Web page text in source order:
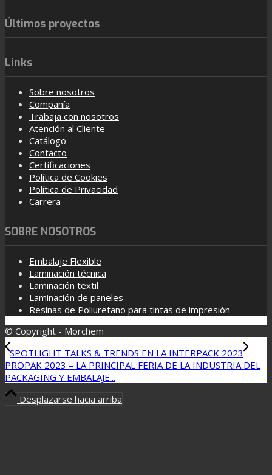
Últimos proyectos
Links
Sobre nosotros
Compañía
Trabaja con nosotros
Atención al Cliente
Catálogo
Contacto
Certificaciones
Política de Cookies
Política de Privacidad
Carrera
SOBRE NOSOTROS
Embalaje Flexible
Laminación técnica
Laminación textil
Laminación de paneles
Resinas de Poliuretano para tintas de impresión
© Copyright - Morchem
SPOTLIGHT TALKS & TRENDS EN LA INTERPACK 2023
PROPAK 2023 – LA PRINCIPAL FERIA DE LA INDUSTRIA DEL
PACKAGING Y EMBALAJE...
Desplazarse hacia arriba